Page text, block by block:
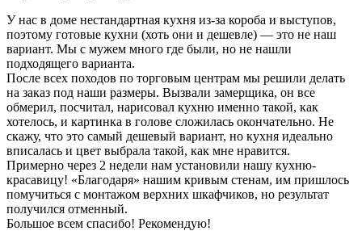
У нас в доме нестандартная кухня из-за короба и выступов,
поэтому готовые кухни (хоть они и дешевле) — это не наш
вариант. Мы с мужем много где были, но не нашли
подходящего варианта.
После всех походов по торговым центрам мы решили делать
на заказ под наши размеры. Вызвали замерщика, он все
обмерил, посчитал, нарисовал кухню именно такой, как
хотелось, и картинка в голове сложилась окончательно. Не
скажу, что это самый дешевый вариант, но кухня идеально
вписалась и цвет выбрала такой, как мне нравится.
Примерно через 2 недели нам установили нашу кухню-
красавицу! «Благодаря» нашим кривым стенам, им пришлось
помучиться с монтажом верхних шкафчиков, но результат
получился отменный.
Большое всем спасибо! Рекомендую!